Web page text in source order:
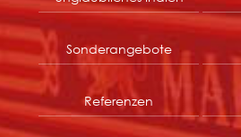
Sonderangebote
Referenzen